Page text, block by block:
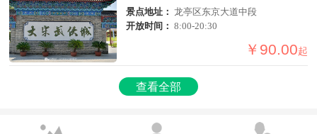
景点地址： 龙亭区东京大道中段
开放时间： 8:00-20:30
￥90.00起
查看全部